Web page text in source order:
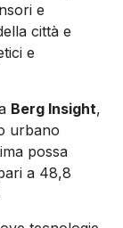
e
città e
e
Berg Insight,
urbano
possa
a 48,8